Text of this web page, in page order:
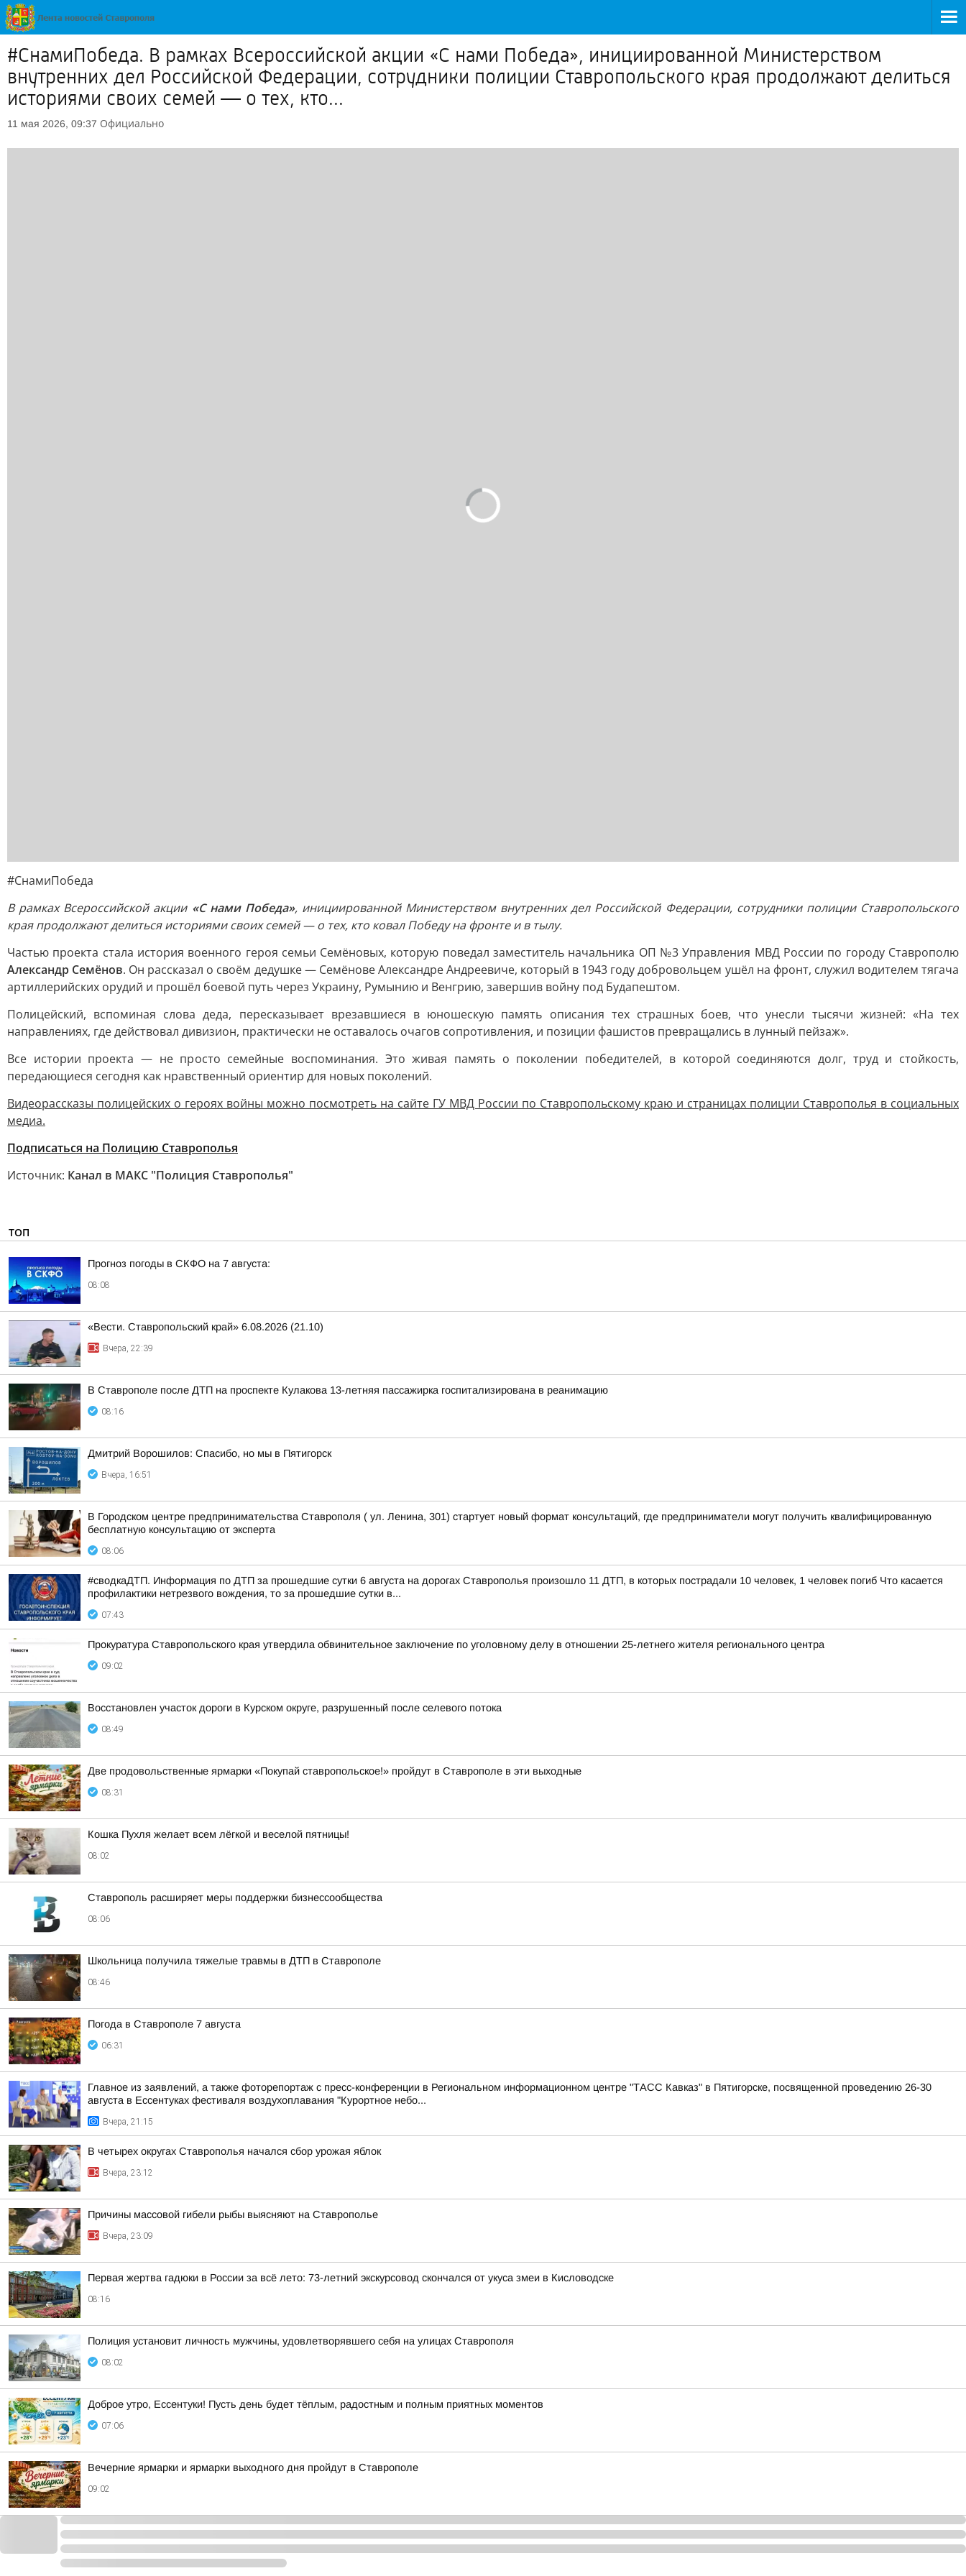
#СнамиПобеда. В рамках Всероссийской акции «С нами Победа», инициированной Министерством
внутренних дел Российской Федерации, сотрудники полиции Ставропольского края продолжают делиться
историями своих семей — о тех, кто...
11 мая 2026, 09:37 Официально
#СнамиПобеда
В рамках Всероссийской акции «С нами Победа», инициированной Министерством внутренних дел Российской Федерации, сотрудники полиции Ставропольского
края продолжают делиться историями своих семей — о тех, кто ковал Победу на фронте и в тылу.
Частью проекта стала история военного героя семьи Семёновых, которую поведал заместитель начальника ОП №3 Управления МВД России по городу Ставрополю
Александр Семёнов. Он рассказал о своём дедушке — Семёнове Александре Андреевиче, который в 1943 году добровольцем ушёл на фронт, служил водителем тягача
артиллерийских орудий и прошёл боевой путь через Украину, Румынию и Венгрию, завершив войну под Будапештом.
Полицейский, вспоминая слова деда, пересказывает врезавшиеся в юношескую память описания тех страшных боев, что унесли тысячи жизней: «На тех
направлениях, где действовал дивизион, практически не оставалось очагов сопротивления, и позиции фашистов превращались в лунный пейзаж».
Все истории проекта — не просто семейные воспоминания. Это живая память о поколении победителей, в которой соединяются долг, труд и стойкость,
передающиеся сегодня как нравственный ориентир для новых поколений.
Видеорассказы полицейских о героях войны можно посмотреть на сайте ГУ МВД России по Ставропольскому краю и страницах полиции Ставрополья в социальных
медиа.
Подписаться на Полицию Ставрополья
Источник: Канал в МАКС "Полиция Ставрополья"
ТОП
Прогноз погоды в СКФО на 7 августа:
08:08
«Вести. Ставропольский край» 6.08.2026 (21.10)
Вчера, 22:39
В Ставрополе после ДТП на проспекте Кулакова 13-летняя пассажирка госпитализирована в реанимацию
08:16
Дмитрий Ворошилов: Спасибо, но мы в Пятигорск
Вчера, 16:51
В Городском центре предпринимательства Ставрополя ( ул. Ленина, 301) стартует новый формат консультаций, где предприниматели могут получить квалифицированную
бесплатную консультацию от эксперта
08:06
#сводкаДТП. Информация по ДТП за прошедшие сутки 6 августа на дорогах Ставрополья произошло 11 ДТП, в которых пострадали 10 человек, 1 человек погиб Что касается
профилактики нетрезвого вождения, то за прошедшие сутки в...
07:43
Прокуратура Ставропольского края утвердила обвинительное заключение по уголовному делу в отношении 25-летнего жителя регионального центра
09:02
Восстановлен участок дороги в Курском округе, разрушенный после селевого потока
08:49
Две продовольственные ярмарки «Покупай ставропольское!» пройдут в Ставрополе в эти выходные
08:31
Кошка Пухля желает всем лёгкой и веселой пятницы!
08:02
Ставрополь расширяет меры поддержки бизнессообщества
08:06
Школьница получила тяжелые травмы в ДТП в Ставрополе
08:46
Погода в Ставрополе 7 августа
06:31
Главное из заявлений, а также фоторепортаж с пресс-конференции в Региональном информационном центре "ТАСС Кавказ" в Пятигорске, посвященной проведению 26-30
августа в Ессентуках фестиваля воздухоплавания "Курортное небо...
Вчера, 21:15
В четырех округах Ставрополья начался сбор урожая яблок
Вчера, 23:12
Причины массовой гибели рыбы выясняют на Ставрополье
Вчера, 23:09
Первая жертва гадюки в России за всё лето: 73-летний экскурсовод скончался от укуса змеи в Кисловодске
08:16
Полиция установит личность мужчины, удовлетворявшего себя на улицах Ставрополя
08:02
Доброе утро, Ессентуки! Пусть день будет тёплым, радостным и полным приятных моментов
07:06
Вечерние ярмарки и ярмарки выходного дня пройдут в Ставрополе
09:02